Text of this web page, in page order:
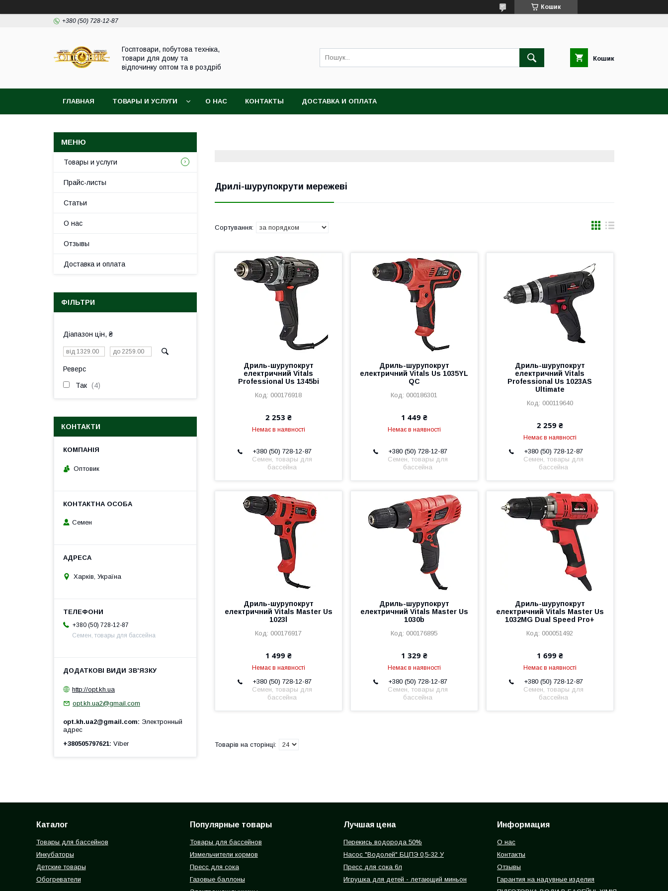
Кошик
+380 (50) 728-12-87
Госптовари, побутова техніка,
товари для дому та
відпочинку оптом та в роздріб
Кошик
ГЛАВНАЯ ТОВАРЫ И УСЛУГИ О НАС КОНТАКТЫ ДОСТАВКА И ОПЛАТА
Дрилі-шурупокрути мережеві
Дриль-шурупокрут
електричний Vitals
Professional Us 1345bi
000176918
2 253 ₴
Немає в наявності
+380 (50) 728-12-87
Семен, товары для
бассейна
Дриль-шурупокрут
електричний Vitals Us 1035YL
QC
000186301
1 449 ₴
Немає в наявності
+380 (50) 728-12-87
Семен, товары для
бассейна
Дриль-шурупокрут
електричний Vitals
Professional Us 1023AS
Ultimate
000119640
2 259 ₴
Немає в наявності
+380 (50) 728-12-87
Семен, товары для
бассейна
Дриль-шурупокрут
електричний Vitals Master Us
1023l
000176917
1 499 ₴
Немає в наявності
+380 (50) 728-12-87
Семен, товары для
бассейна
Дриль-шурупокрут
електричний Vitals Master Us
1030b
000176895
1 329 ₴
Немає в наявності
+380 (50) 728-12-87
Семен, товары для
бассейна
Дриль-шурупокрут
електричний Vitals Master Us
1032MG Dual Speed Pro+
000051492
1 699 ₴
Немає в наявності
+380 (50) 728-12-87
Семен, товары для
бассейна
Товары и услуги
Прайс-листы
Статьи
О нас
Отзывы
Доставка и оплата
ФІЛЬТРИ
Діапазон цін, ₴
Реверс
Так 4
КОНТАКТИ
Оптовик
Семен
Харків, Україна
+380 (50) 728-12-87
Семен, товары для бассейна
http://opt.kh.ua
opt.kh.ua2@gmail.com
opt.kh.ua2@gmail.com
Электронный
адрес
+380505797621 Viber
Каталог
Товары для бассейнов
Инкубаторы
Детские товары
Обогреватели
Популярные товары
Товары для бассейнов
Измельчители кормов
Пресс для сока
Газовые баллоны
Лучшая цена
Перекись водорода 50%
Насос "Водолей" БЦПЭ 0,5-32 У
Пресс для сока 6л
Игрушка для детей - летающий миньон
Информация
О нас
Контакты
Отзывы
Гарантия на надувные изделия